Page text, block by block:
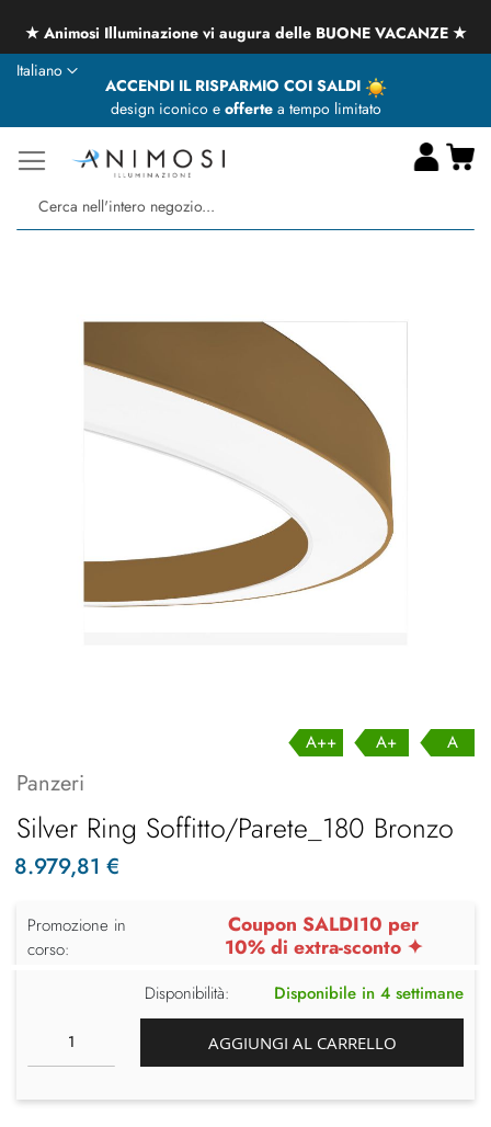
★ Animosi Illuminazione vi augura delle BUONE VACANZE ★
ACCENDI IL RISPARMIO COI SALDI
design iconico e offertea tempo limitato
Lingua
Italiano
A++ A+ A
Panzeri
Silver Ring Soffitto/Parete_180 Bronzo
8.979,81 €
Promozione in
corso:
Coupon SALDI10 per
10% di extra-sconto ✦
Disponibilità: Disponibile in 4 settimane
AGGIUNGI AL CARRELLO